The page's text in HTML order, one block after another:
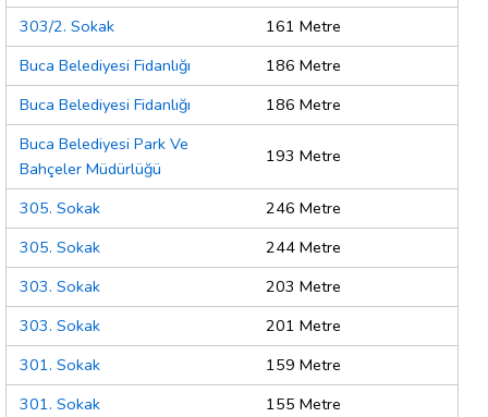
303/2. Sokak
161 Metre
Buca Belediyesi Fidanlığı
186 Metre
Buca Belediyesi Fidanlığı
186 Metre
Buca Belediyesi Park Ve
Bahçeler Müdürlüğü
193 Metre
305. Sokak
246 Metre
305. Sokak
244 Metre
303. Sokak
203 Metre
303. Sokak
201 Metre
301. Sokak
159 Metre
301. Sokak
155 Metre